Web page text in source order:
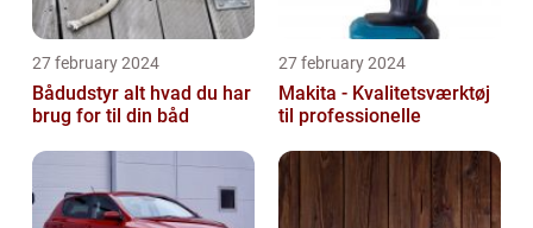
27 february 2024
Bådudstyr alt hvad du har
brug for til din båd
27 february 2024
Makita - Kvalitetsværktøj
til professionelle